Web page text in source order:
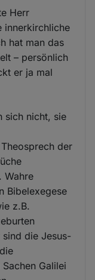
Herr
innerkirchliche
hat man das
– persönlich
er ja mal
sich nicht, sie
der
Wahre
Bibelexegese
z.B.
sind die Jesus-
Galilei